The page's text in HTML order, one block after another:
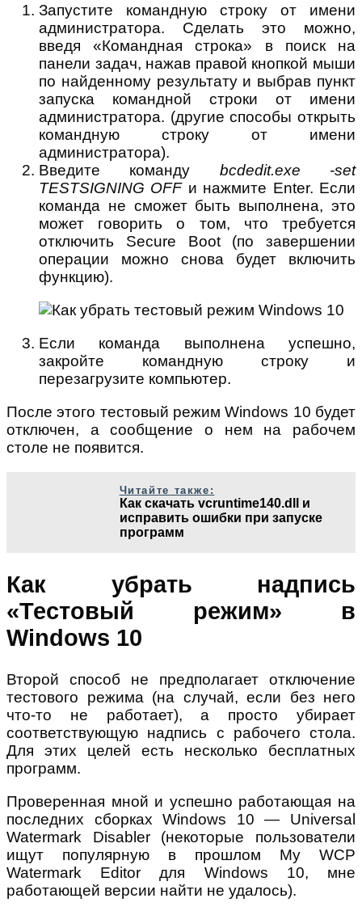
Запустите командную строку от имени
администратора. Сделать это можно,
введя «Командная строка» в поиск на
панели задач, нажав правой кнопкой мыши
по найденному результату и выбрав пункт
запуска командной строки от имени
администратора. (другие способы открыть
командную строку от имени
администратора).
Введите команду bcdedit.exe -set
TESTSIGNING OFFи нажмите Enter. Если
команда не сможет быть выполнена, это
может говорить о том, что требуется
отключить Secure Boot (по завершении
операции можно снова будет включить
функцию).
Если команда выполнена успешно,
закройте командную строку и
перезагрузите компьютер.
После этого тестовый режим Windows 10 будет
отключен, а сообщение о нем на рабочем
столе не появится.
Читайте также:
Как скачать vcruntime140.dll и
исправить ошибки при запуске
программ
Как убрать надпись
«Тестовый режим» в
Windows 10
Второй способ не предполагает отключение
тестового режима (на случай, если без него
что-то не работает), а просто убирает
соответствующую надпись с рабочего стола.
Для этих целей есть несколько бесплатных
программ.
Проверенная мной и успешно работающая на
последних сборках Windows 10 — Universal
Watermark Disabler (некоторые пользователи
ищут популярную в прошлом My WCP
Watermark Editor для Windows 10, мне
работающей версии найти не удалось).